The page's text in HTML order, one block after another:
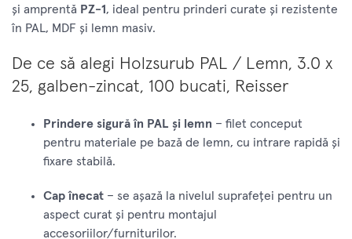
și amprentă PZ-1, ideal pentru prinderi curate și rezistente
în PAL, MDF și lemn masiv.
De ce să alegi Holzsurub PAL / Lemn, 3.0 x
25, galben-zincat, 100 bucati, Reisser
Prindere sigură în PAL și lemn – filet conceput
pentru materiale pe bază de lemn, cu intrare rapidă și
fixare stabilă.
Cap înecat – se așază la nivelul suprafeței pentru un
aspect curat și pentru montajul
accesoriilor/furniturilor.